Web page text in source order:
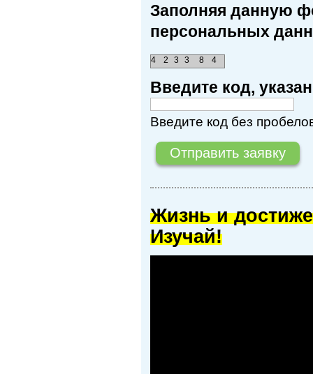
Заполняя данную
персональных
2
4 8
3 3 4
Введите код,
Введите код без
Жизнь и
Изучай!